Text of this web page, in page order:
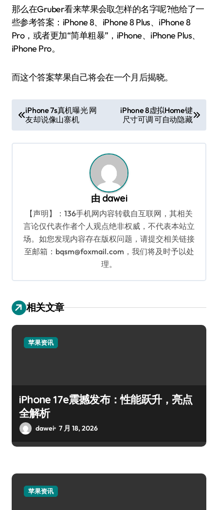
那么在Gruber看来苹果会取怎样的名字呢?他给了一
些参考答案：iPhone 8、iPhone 8 Plus、iPhone 8
Pro，或者更加“简单粗暴”，iPhone、iPhone Plus、
iPhone Pro。
而这个答案苹果自己将会在一个月后揭晓。
章
导
iPhone 7s真机曝光 网
友却说像山寨机
iPhone 8虚拟Home键
尺寸可调 可自动隐藏
由 dawei
【声明】：136手机网内容转载自互联网，其相关
言论仅代表作者个人观点绝非权威，不代表本站立
场。如您发现内容存在版权问题，请提交相关链接
至邮箱：bqsm@foxmail.com，我们将及时予以处
理。
相关文章
苹果资讯
iPhone 17e震撼发布：性能跃升，亮点
全解析
dawei 7 月 18, 2026
苹果资讯